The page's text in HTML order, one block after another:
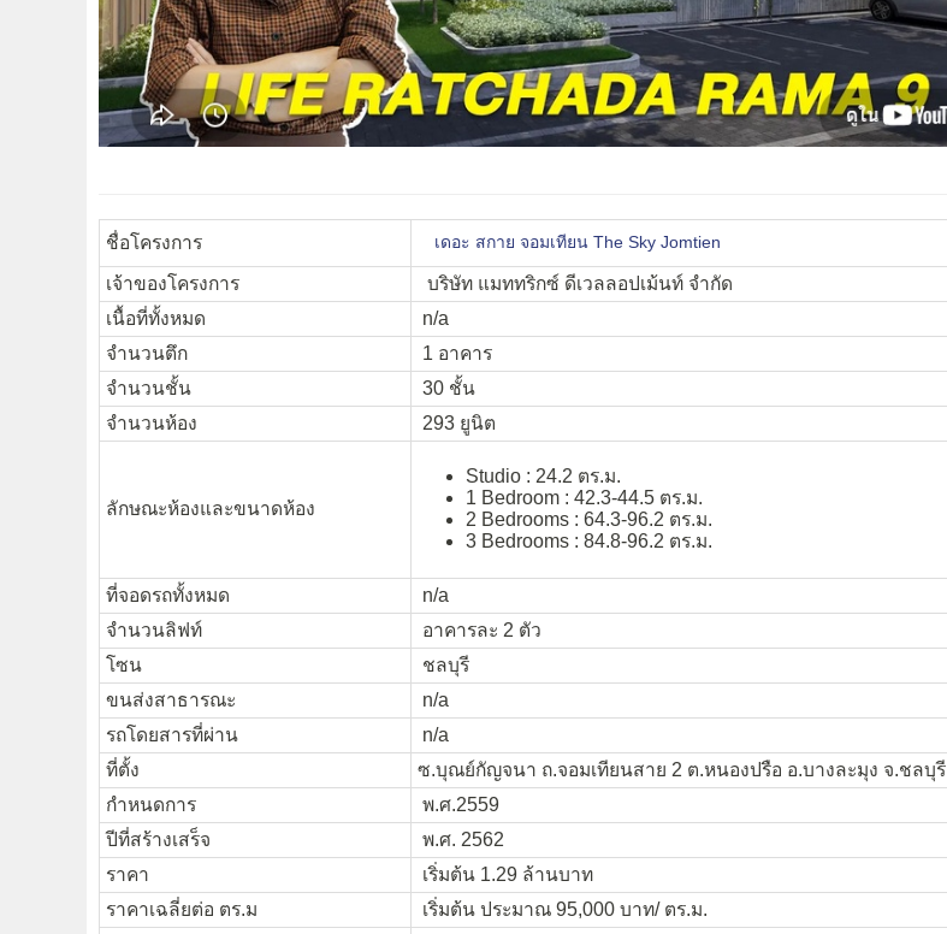
ชื่อโครงการ เดอะ สกาย จอมเทียน The Sky Jomtien
เจ้าของโครงการ
บริษัท แมททริกซ์ ดีเวลลอปเม้นท์ จำกัด
เนื้อที่ทั้งหมด
n/a
จำนวนตึก
1 อาคาร
จำนวนชั้น
30 ชั้น
จำนวนห้อง
293 ยูนิต
ลักษณะห้องและขนาดห้อง
Studio : 24.2 ตร.ม.
1 Bedroom : 42.3-44.5 ตร.ม.
2 Bedrooms : 64.3-96.2 ตร.ม.
3 Bedrooms : 84.8-96.2 ตร.ม.
ที่จอดรถทั้งหมด
n/a
จำนวนลิฟท์
อาคารละ 2 ตัว
โซน
ชลบุรี
ขนส่งสาธารณะ
n/a
รถโดยสารที่ผ่าน
n/a
ที่ตั้ง
ซ.บุณย์กัญจนา ถ.จอมเทียนสาย 2 ต.หนองปรือ อ.บางละมุง จ.ชลบุรี
กำหนดการ
พ.ศ.2559
ปีที่สร้างเสร็จ
พ.ศ. 2562
ราคา
เริ่มต้น 1.29 ล้านบาท
ราคาเฉลี่ยต่อ ตร.ม
เริ่มต้น ประมาณ 95,000 บาท/ ตร.ม.